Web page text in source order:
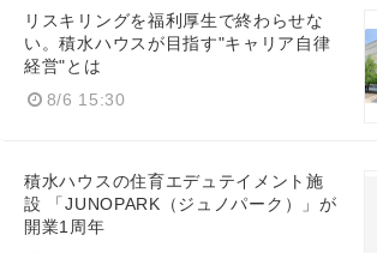
リスキリングを福利厚生で終わらせな
い。積水ハウスが目指す"キャリア自律
経営"とは
8/6 15:30
積水ハウスの住育エデュテイメント施
設 「JUNOPARK（ジュノパーク）」が
開業1周年